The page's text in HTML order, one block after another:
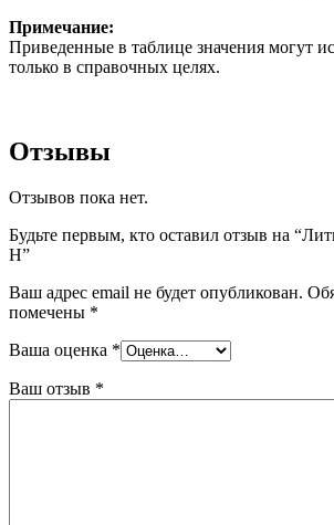
Примечание:
Приведенные в таблице значения могут
только в справочных целях.
Отзывы
Отзывов пока нет.
Будьте первым, кто оставил отзыв на
H”
Ваш адрес email не будет опубликован.
помечены *
Ваша оценка *
Ваш отзыв *